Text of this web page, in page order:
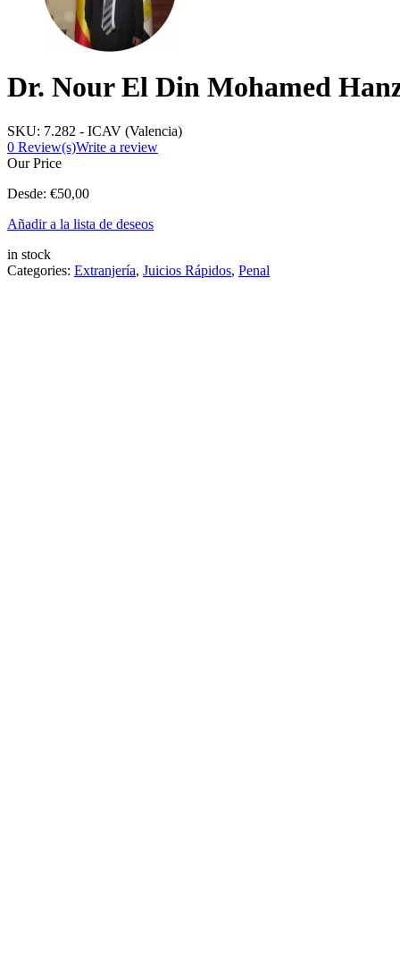
Dr. Nour El Din Mohamed
SKU: 7.282 - ICAV (Valencia)
0 Review(s)Write a review
Our Price
Desde: €50,00
Añadir a la lista de deseos
in stock
Categories: Extranjería, Juicios Rápidos, Penal